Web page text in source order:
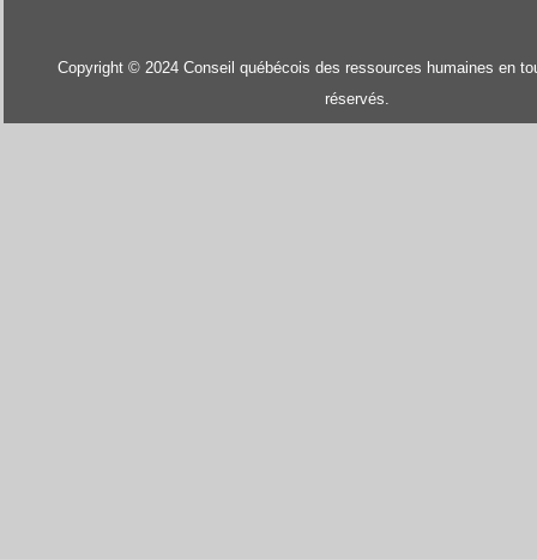
Copyright © 2024 Conseil québécois des ressources humaines en
réservés.